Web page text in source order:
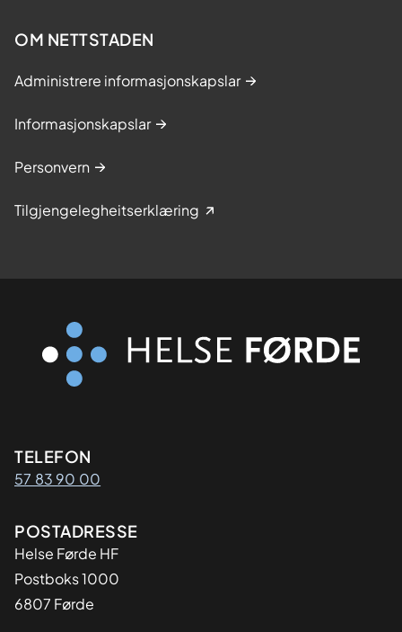
OM NETTSTADEN
Administrere informasjonskapslar
Informasjonskapslar
Personvern
Tilgjengelegheitserklæring
Kontaktinformasjon
TELEFON
57 83 90 00
Adresse
POSTADRESSE
Helse Førde HF
Postboks 1000
6807 Førde